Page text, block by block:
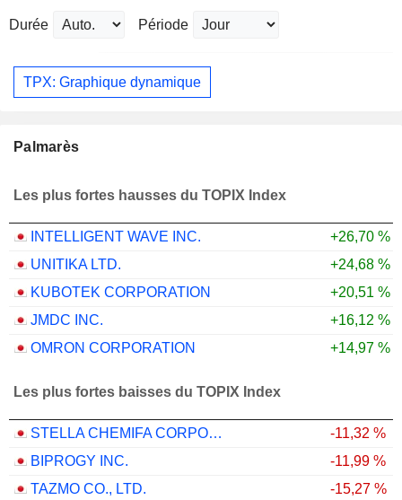
Durée Période
TPX: Graphique dynamique
Palmarès
Les plus fortes hausses du TOPIX Index
INTELLIGENT WAVE INC.
+26,70 %
UNITIKA LTD.
+24,68 %
KUBOTEK CORPORATION
+20,51 %
JMDC INC.
+16,12 %
OMRON CORPORATION
+14,97 %
Les plus fortes baisses du TOPIX Index
STELLA CHEMIFA CORPORATION
-11,32 %
BIPROGY INC.
-11,99 %
TAZMO CO., LTD.
-15,27 %